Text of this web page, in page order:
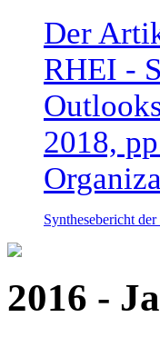
Der
RHEI -
2018,
Synthesebericht
2016 -